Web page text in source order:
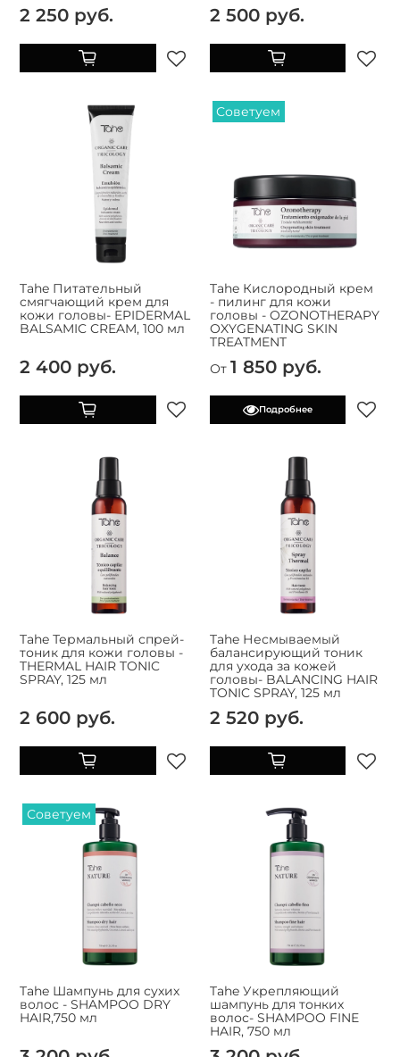
2 250 руб. 2 500 руб.
Tahe Питательный
смягчающий крем для
кожи головы- EPIDERMAL
BALSAMIC CREAM, 100 мл
2 400 руб.
Советуем
Tahe Кислородный крем
- пилинг для кожи
головы - OZONOTHERAPY
OXYGENATING SKIN
TREATMENT
От 1 850 руб.
Подробнее
Tahe Термальный спрей-
тоник для кожи головы -
THERMAL HAIR TONIC
SPRAY, 125 мл
2 600 руб.
Tahe Несмываемый
балансирующий тоник
для ухода за кожей
головы- BALANCING HAIR
TONIC SPRAY, 125 мл
2 520 руб.
Советуем
Tahe Шампунь для сухих
волос - SHAMPOO DRY
HAIR,750 мл
Tahe Укрепляющий
шампунь для тонких
волос- SHAMPOO FINE
HAIR, 750 мл